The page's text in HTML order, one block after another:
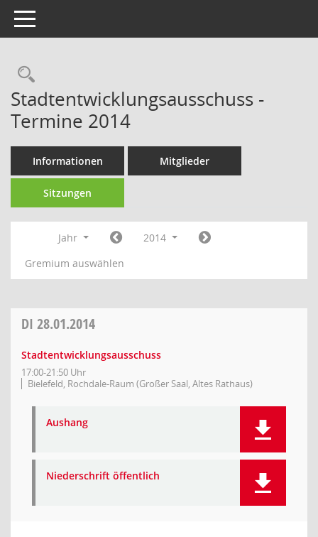
Toggle navigation
Rechercheauswahl
Stadtentwicklungsausschuss -
Termine 2014
Informationen Mitglieder
Sitzungen
Jahr
2014
Gremium auswählen
DI 28.01.2014
Stadtentwicklungsausschuss
17:00-21:50 Uhr
Bielefeld, Rochdale-Raum (Großer Saal, Altes Rathaus)
Aushang
Niederschrift öffentlich